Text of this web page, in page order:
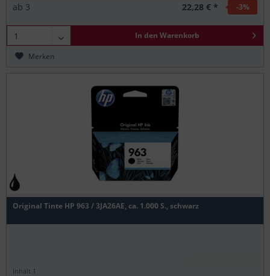
ab 3 22,28 € * -3%
In den Warenkorb
Merken
Original Tinte HP 963 / 3JA26AE, ca. 1.000 S., schwarz
Inhalt 1